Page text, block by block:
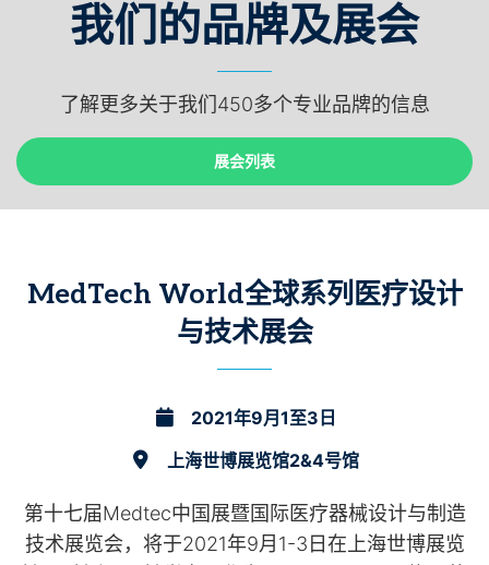
我们的品牌及展会
了解更多关于我们450多个专业品牌的信息
展会列表
展会列表
MedTech World全球系列医疗设计
与技术展会
2021年9月1至3日
2021年9月1至3日
上海世博展览馆2&4号馆
上海世博展览馆2&4号馆
第十七届Medtec中国展暨国际医疗器械设计与制造
技术展览会，将于2021年9月1-3日在上海世博展览